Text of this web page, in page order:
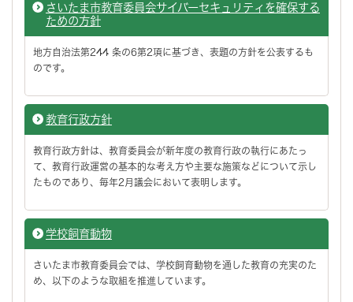
さいたま市教育委員会サイバーセキュリティを確保する
ための方針
地方自治法第244 条の6第2項に基づき、表題の方針を公表するも
のです。
教育行政方針
教育行政方針は、教育委員会が新年度の教育行政の執行にあたっ
て、教育行政運営の基本的な考え方や主要な施策などについて示し
たものであり、毎年2月議会において表明します。
学校飼育動物
さいたま市教育委員会では、学校飼育動物を通した教育の充実のた
め、以下のような取組を推進しています。